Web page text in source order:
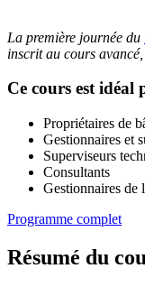
La première journée du
inscrit au cours
Ce cours est idéal
Propriétaires de
Gestionnaires et
Superviseurs
Consultants
Gestionnaires de
Programme complet
Résumé du